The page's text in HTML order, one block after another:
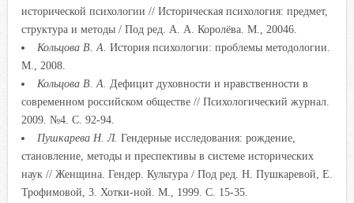
исторической психологии // Историческая психология: предмет,
структура и методы / Под ред. А. А. Королёва. М., 20046.
Кольцова В. А. История психологии: проблемы методологии.
М., 2008.
Кольцова В. А.
Дефицит духовности и нравственности в
современном российском обществе // Психологический журнал.
2009. №4. С. 92-94.
Пушкарева Н. Л. Гендерные исследования: рождение,
становление, методы и преспективы в системе исторических
наук // Женщина. Гендер. Культура / Под ред. Н. Пушкаревой, Е.
Трофимовой, 3. Хотки-ной. М., 1999. С. 15-35.